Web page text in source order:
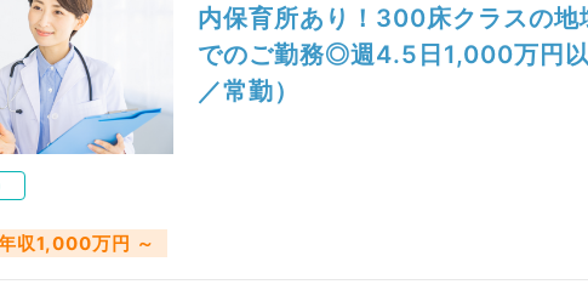
内保育所あり！300床クラスの地
でのご勤務◎週4.5日1,000万円
／常勤）
収1,000万円 ～